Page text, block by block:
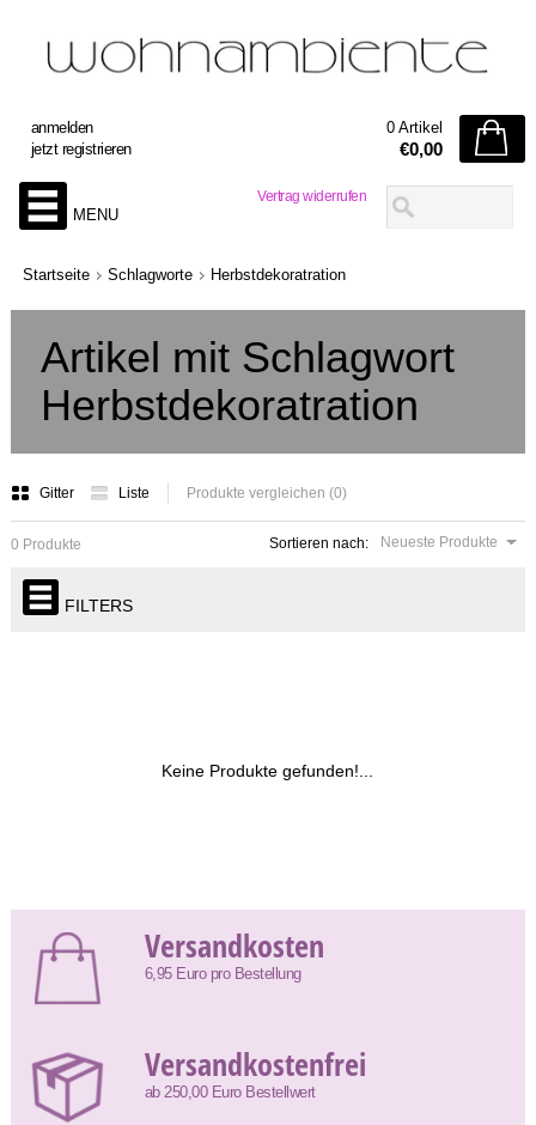
Vertrag widerrufen
anmelden
jetzt registrieren
0 Artikel
€0,00
MENU
Startseite Schlagworte Herbstdekoratration
Artikel mit Schlagwort
Herbstdekoratration
Gitter Liste Produkte vergleichen (0)
Sortieren nach: Neueste Produkte
0 Produkte
FILTERS
Keine Produkte gefunden!...
Versandkosten
6,95 Euro pro Bestellung
Versandkostenfrei
ab 250,00 Euro Bestellwert